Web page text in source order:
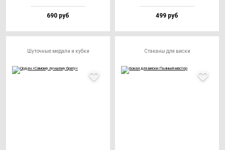
690 руб 499 руб
Шуточные медали и кубки Стаканы для виски